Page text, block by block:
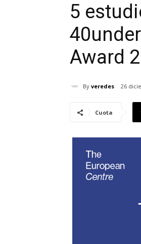
5
Award
By veredes 26
Cuota